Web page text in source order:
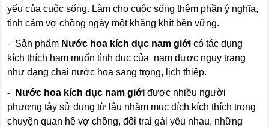
yếu của cuộc sống. Làm cho cuộc sống thêm phần ý nghĩa,
tình cảm vợ chồng ngày một khăng khít bền vững.
- Sản phẩm Nước hoa kích dục nam giới có tác dụng
kích thích ham muốn tình dục của nam được ngụy trang
như dạng chai nước hoa sang trọng, lịch thiệp.
- Nước hoa kích dục nam giới được nhiều người
phương tây sử dụng từ lâu nhằm mục đích kích thích trong
chuyện quan hệ vợ chồng, đôi trai gái yêu nhau, những